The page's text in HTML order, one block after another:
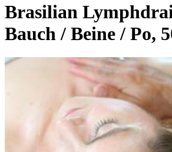
Brasilian
Bauch / Beine / Po,